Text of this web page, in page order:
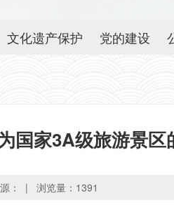
文化遗产保护 党的建设
国家3A级旅游景区
： | 浏览量： 1391